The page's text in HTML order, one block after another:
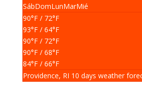
SábDomLunMarMié
90°F/ 72°F
93°F/ 64°F
90°F/ 72°F
90°F/ 68°F
84°F/ 66°F
Providence, RI 10 days weather